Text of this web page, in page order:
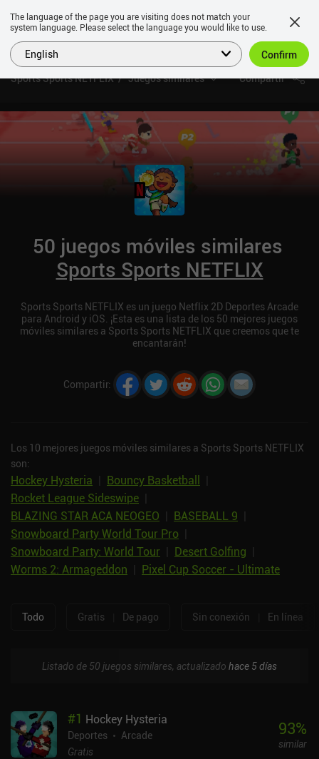
Sports Sports NETFLIX Juegos similares Compartir
50 juegos móviles similares
Sports Sports NETFLIX
Sports Sports NETFLIX es un juego Netflix 2D Deportes Arcade
para Android y iOS. ¡Esta es una lista de los 50 mejores juegos
móviles similares a Sports Sports NETFLIX que creemos que te
encantarán!
Compartir:
Los 10 mejores juegos móviles similares a Sports Sports NETFLIX
son:
Hockey Hysteria Bouncy Basketball
Rocket League Sideswipe
BLAZING STAR ACA NEOGEO
BASEBALL 9
Snowboard Party World Tour Pro
Snowboard Party: World Tour
Desert Golfing
Worms 2: Armageddon
Pixel Cup Soccer - Ultimate
Todo Gratis De pago Sin conexión En línea
Listado de 50 juegos similares, actualizado hace 5 días
#1 Hockey Hysteria
Deportes
Arcade
Gratis
93%
similar
The language of the page you are visiting does not match your
system language. Please select the language you would like to use.
English Confirm